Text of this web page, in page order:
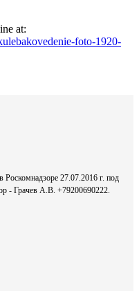
at:
foto-1920-
Роскомнадзоре 27.07.2016 г. под
- Грачев А.В. +79200690222.